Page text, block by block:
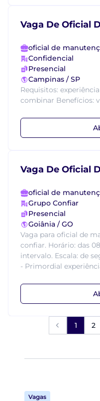
Vaga De Oficial
oficial de
Confidencial
Presencial
Campinas / SP
Requisitos:
combinar Benefícios:
Vaga De Oficial
oficial de
Grupo Confiar
Presencial
Goiânia / GO
Vaga para oficial de
confiar. Horário: das
intervalo. Escala: de
- Primordial
1 2
Vagas